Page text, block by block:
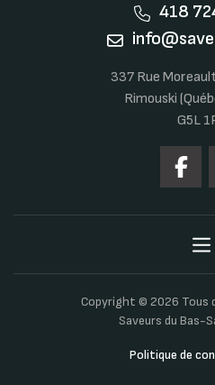
418
337 Rue
Rimouski
G5L
Copyright © 2026 Tous
Saveurs du Bas-
Politique de